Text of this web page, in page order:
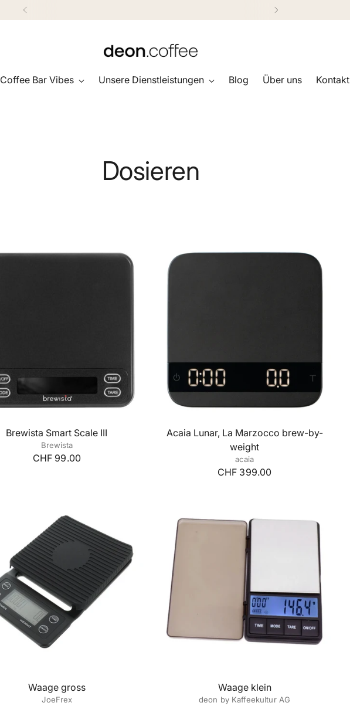
Coffee Bar Vibes Unsere Dienstleistungen Blog Über uns Kontakt
Dosieren
Brewista Smart Scale III
Brewista
CHF 99.00
Acaia Lunar, La Marzocco brew-by-
weight
acaia
CHF 399.00
Waage gross
JoeFrex
Waage klein
deon by Kaffeekultur AG